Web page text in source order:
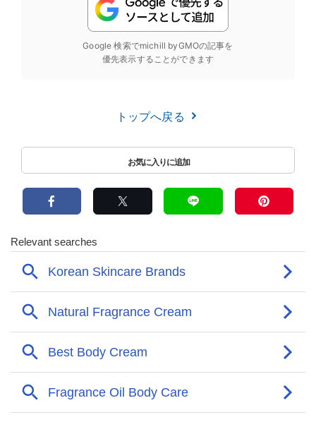
Google 検索でmichill byGMOの記事を
優先表示することができます
トップへ戻る